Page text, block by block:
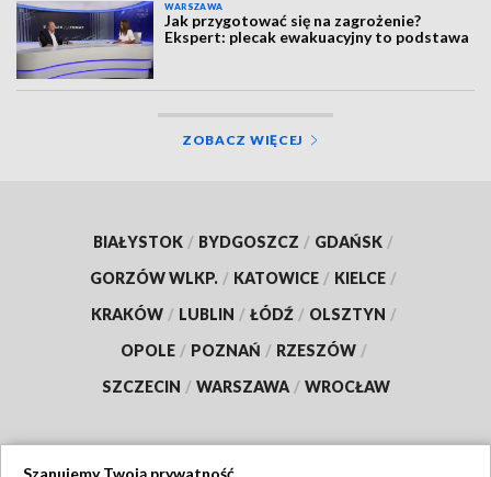
WARSZAWA
Jak przygotować się na zagrożenie?
Ekspert: plecak ewakuacyjny to podstawa
ZOBACZ WIĘCEJ
BIAŁYSTOK / BYDGOSZCZ / GDAŃSK /
GORZÓW WLKP. / KATOWICE / KIELCE /
KRAKÓW / LUBLIN / ŁÓDŹ / OLSZTYN /
OPOLE / POZNAŃ / RZESZÓW /
SZCZECIN / WARSZAWA / WROCŁAW
Szanujemy Twoją prywatność